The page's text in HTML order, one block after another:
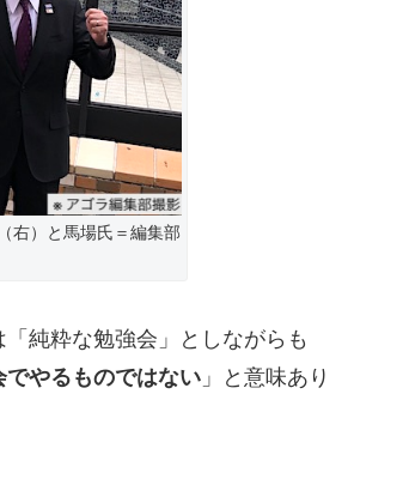
右）と馬場氏＝編集部
純粋な勉強会」としながらも
やるものではない」と意味あり